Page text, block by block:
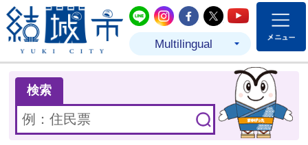
結城市公式LINE
結城市公式Instagram
結城市公式
結城市公式
結城市
Multilingual
検索